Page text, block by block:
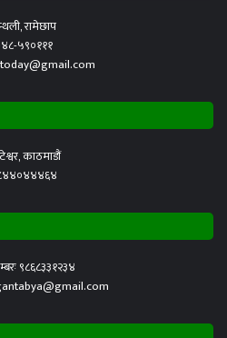
रामेछाप
५९०१११
काठमाडौं
९८६८३३१२३४